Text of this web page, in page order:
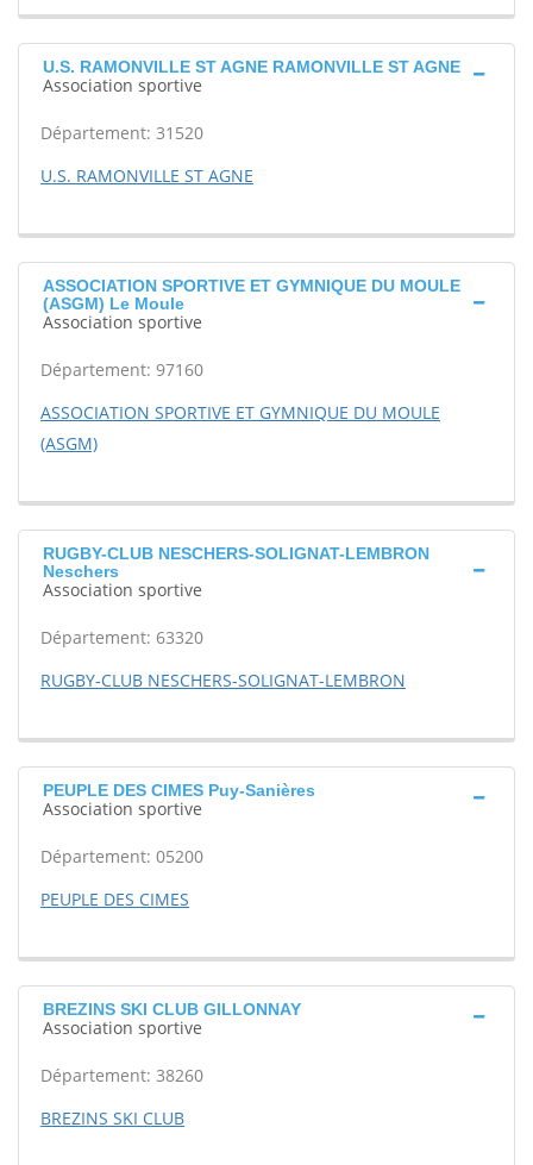
U.S. RAMONVILLE ST AGNE RAMONVILLE ST AGNE
Association sportive
Département: 31520
U.S. RAMONVILLE ST AGNE
ASSOCIATION SPORTIVE ET GYMNIQUE DU MOULE
(ASGM) Le Moule
Association sportive
Département: 97160
ASSOCIATION SPORTIVE ET GYMNIQUE DU MOULE
(ASGM)
RUGBY-CLUB NESCHERS-SOLIGNAT-LEMBRON
Neschers
Association sportive
Département: 63320
RUGBY-CLUB NESCHERS-SOLIGNAT-LEMBRON
PEUPLE DES CIMES Puy-Sanières
Association sportive
Département: 05200
PEUPLE DES CIMES
BREZINS SKI CLUB GILLONNAY
Association sportive
Département: 38260
BREZINS SKI CLUB